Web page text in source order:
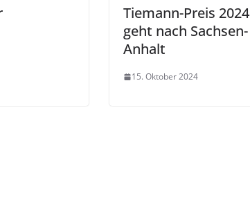
Tiemann-Preis 2024
geht nach Sachsen-
Anhalt
15. Oktober 2024